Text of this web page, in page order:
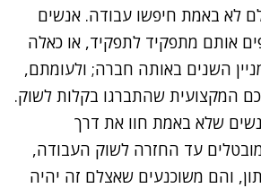
לא באמת חיפשו עבודה. אנשים
שולפים אותם מתפקיד לתפקיד, או כאלה
השנים באותה חברה; ולעומתם,
המקצועית שהתברגו בקלות לשוק.
שלא באמת חוו את דרך
מובטלים עד החזרה לשוק העבודה,
והם משוכנעים שאצלם זה יהיה